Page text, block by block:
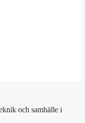
och samhälle i